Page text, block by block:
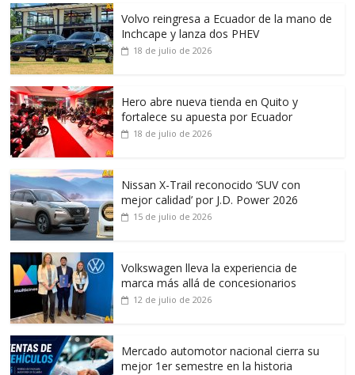
Volvo reingresa a Ecuador de la mano de
Inchcape y lanza dos PHEV
18 de julio de 2026
Hero abre nueva tienda en Quito y
fortalece su apuesta por Ecuador
18 de julio de 2026
Nissan X-Trail reconocido ‘SUV con
mejor calidad’ por J.D. Power 2026
15 de julio de 2026
Volkswagen lleva la experiencia de
marca más allá de concesionarios
12 de julio de 2026
Mercado automotor nacional cierra su
mejor 1er semestre en la historia